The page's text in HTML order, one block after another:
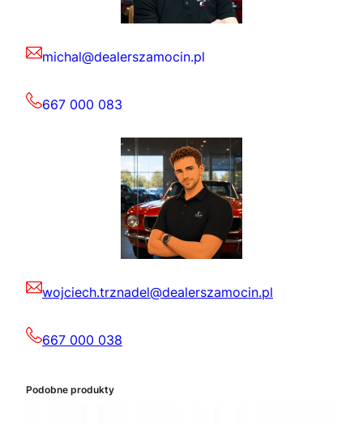
michal@dealerszamocin.pl
667 000 083
wojciech.trznadel@dealerszamocin.pl
667 000 038
Podobne produkty